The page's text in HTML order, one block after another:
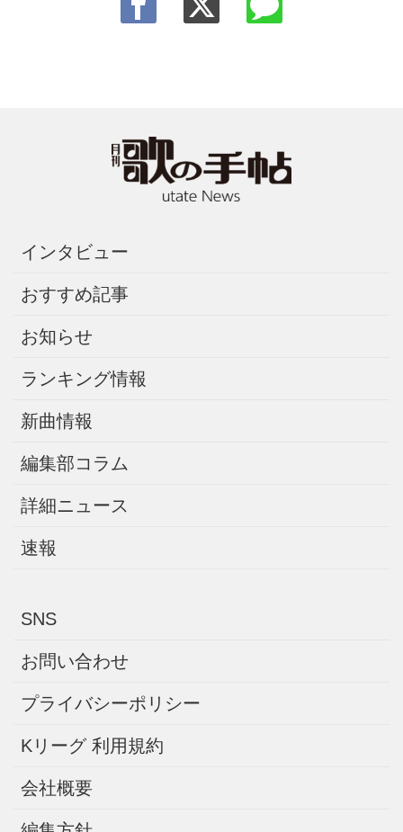
インタビュー
おすすめ記事
お知らせ
ランキング情報
新曲情報
編集部コラム
詳細ニュース
速報
SNS
お問い合わせ
プライバシーポリシー
Kリーグ 利用規約
会社概要